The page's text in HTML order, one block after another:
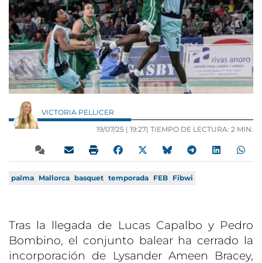
VICTORIA PELLICER
19/07/25 | 19:27| TIEMPO DE LECTURA: 2 MIN.
palma Mallorca basquet temporada FEB Fibwi
Tras la llegada de Lucas Capalbo y Pedro
Bombino, el conjunto balear ha cerrado la
incorporación de Lysander Ameen Bracey,